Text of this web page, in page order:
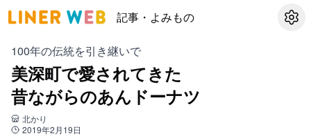
記事・よみもの 設定
100年の伝統を引き継いで
美深町で愛されてきた
昔ながらのあんドーナツ
北かり
2019年2月19日